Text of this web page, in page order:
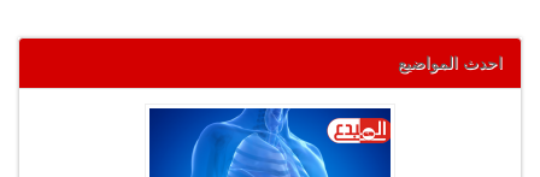
احدث المواضيع